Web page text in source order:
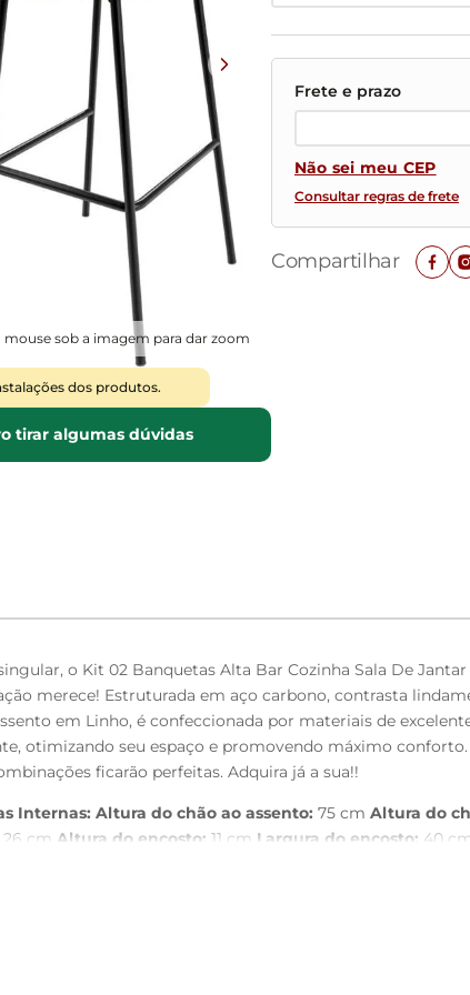
Baú Organizador
Ver todos
mouse sob a imagem para dar zoom
dos produtos.
tirar algumas dúvidas
Não sei meu CEP
Consultar regras de frete
Compartilhar
o Kit 02 Banquetas Alta Bar Cozinha Sala De
merece! Estruturada em aço carbono, contrasta
em Linho, é confeccionada por materiais de
otimizando seu espaço e promovendo máximo
ficarão perfeitas. Adquira já a sua!!
Internas: Altura do chão ao assento: 75 cm Altura do
26 cm Altura do encosto: 11 cm Largura do encosto: 40 cm